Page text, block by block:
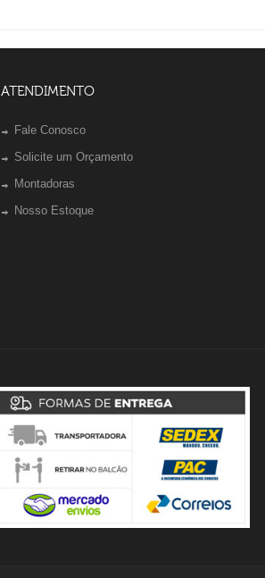
ATENDIMENTO
Fale Conosco
Solicite um Orçamento
Montadoras
Nosso Estoque